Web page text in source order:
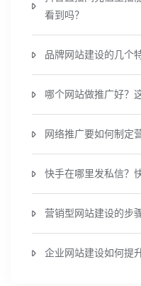
看到吗？
品牌网站建设的几个
哪个网站做推广好？
网络推广要如何制定
快手在哪里发私信？
营销型网站建设的步
企业网站建设如何提